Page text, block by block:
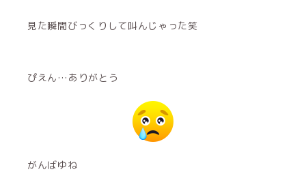
見た瞬間びっくりして叫んじゃった笑
ぴえん…ありがとう
がんばゆね